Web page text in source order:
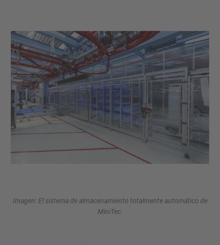
Imagen: El sistema de almacenamiento totalmente automático de
MiniTec.